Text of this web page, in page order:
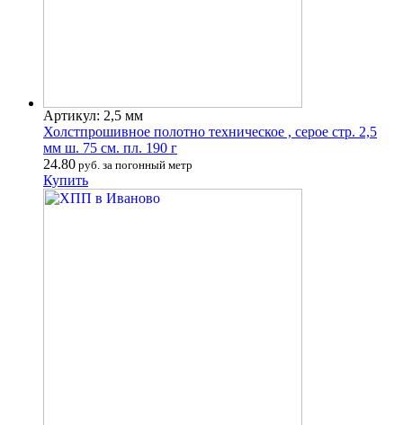
Артикул: 2,5 мм
Холстпрошивное полотно техническое , серое стр. 2,5
мм ш. 75 см. пл. 190 г
24.80 руб. за погонный метр
Купить